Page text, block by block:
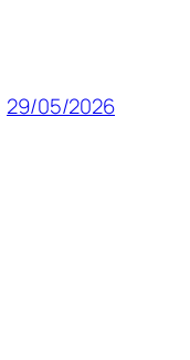
29/05/2026